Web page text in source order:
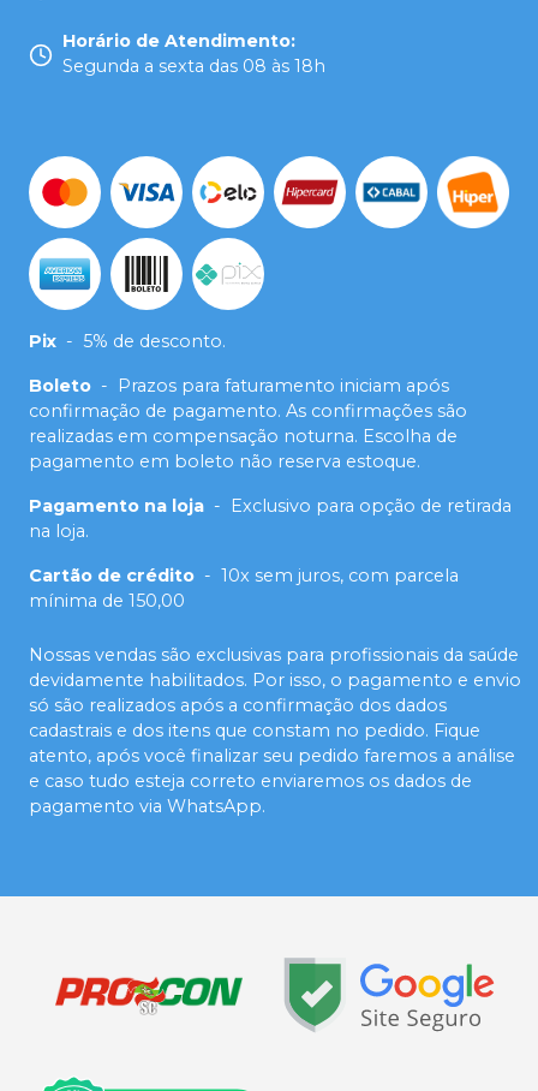
Horário de Atendimento:
Segunda a sexta das 08 às 18h
Pix - 5% de desconto.
Boleto -
Prazos para faturamento iniciam após
confirmação de pagamento. As confirmações são
realizadas em compensação noturna. Escolha de
pagamento em boleto não reserva estoque.
Pagamento na loja -
Exclusivo para opção de retirada
na loja.
Cartão de crédito - 10x sem juros, com parcela
mínima de 150,00
Nossas vendas são exclusivas para profissionais da saúde
devidamente habilitados. Por isso, o pagamento e envio
só são realizados após a confirmação dos dados
cadastrais e dos itens que constam no pedido. Fique
atento, após você finalizar seu pedido faremos a análise
e caso tudo esteja correto enviaremos os dados de
pagamento via WhatsApp.